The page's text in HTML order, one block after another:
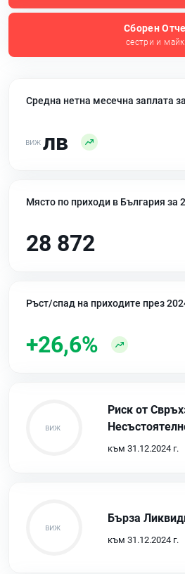
Сборен
сестри и
Средна нетна месечна заплата
лв
Място по приходи в България за
28 872
Ръст/спад на приходите през
+26,6%
Риск от
към 31.12.2024 г.
Бърза
към 31.12.2024 г.